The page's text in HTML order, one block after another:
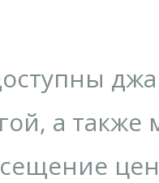
а также